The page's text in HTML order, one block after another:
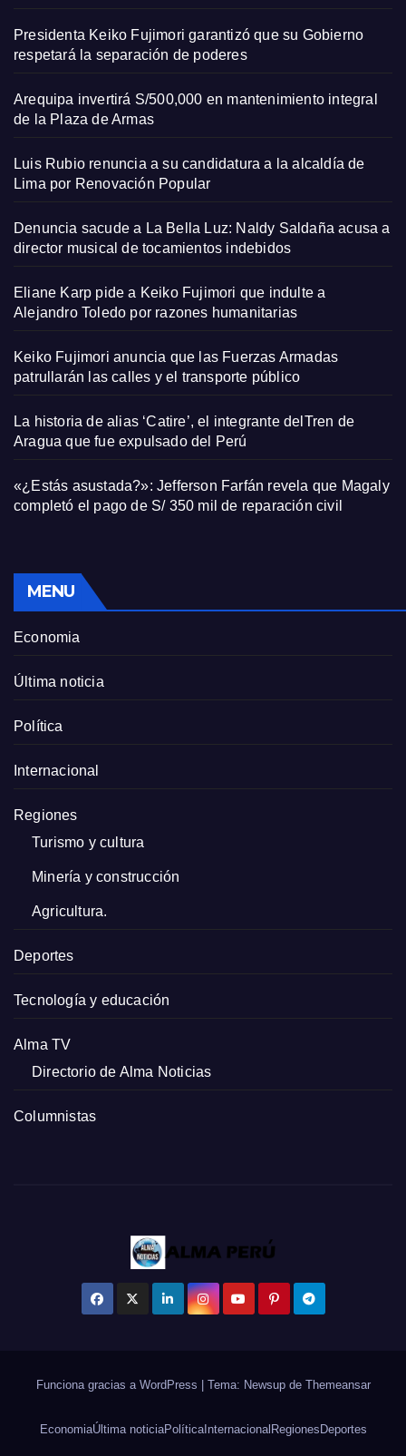
Presidenta Keiko Fujimori garantizó que su Gobierno
respetará la separación de poderes
Arequipa invertirá S/500,000 en mantenimiento integral
de la Plaza de Armas
Luis Rubio renuncia a su candidatura a la alcaldía de
Lima por Renovación Popular
Denuncia sacude a La Bella Luz: Naldy Saldaña acusa a
director musical de tocamientos indebidos
Eliane Karp pide a Keiko Fujimori que indulte a
Alejandro Toledo por razones humanitarias
Keiko Fujimori anuncia que las Fuerzas Armadas
patrullarán las calles y el transporte público
La historia de alias ‘Catire’, el integrante delTren de
Aragua que fue expulsado del Perú
«¿Estás asustada?»: Jefferson Farfán revela que Magaly
completó el pago de S/ 350 mil de reparación civil
MENU
Economia
Última noticia
Política
Internacional
Regiones
Turismo y cultura
Minería y construcción
Agricultura.
Deportes
Tecnología y educación
Alma TV
Directorio de Alma Noticias
Columnistas
Funciona gracias a WordPress Tema: Newsup de Themeansar
EconomiaÚltima noticiaPolíticaInternacionalRegionesDeportes